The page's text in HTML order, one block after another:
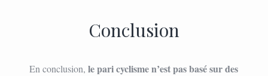
Conclusion
En conclusion,le pari cyclisme n’est pas basé sur des